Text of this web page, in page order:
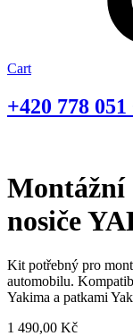
Cart
+420 778 051
Montážní
nosiče
Kit potřebný pro
automobilu.
Yakima a patkami
1 490,00 Kč